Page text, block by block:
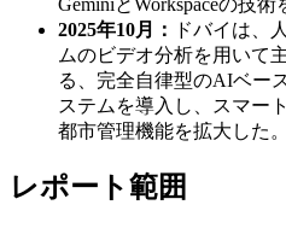
2025年10月：
ドバイは、
ムのビデオ分析を用いて
る、完全自律型のAIベー
ステムを導入し、スマー
都市管理機能を拡大した。
レポート範囲